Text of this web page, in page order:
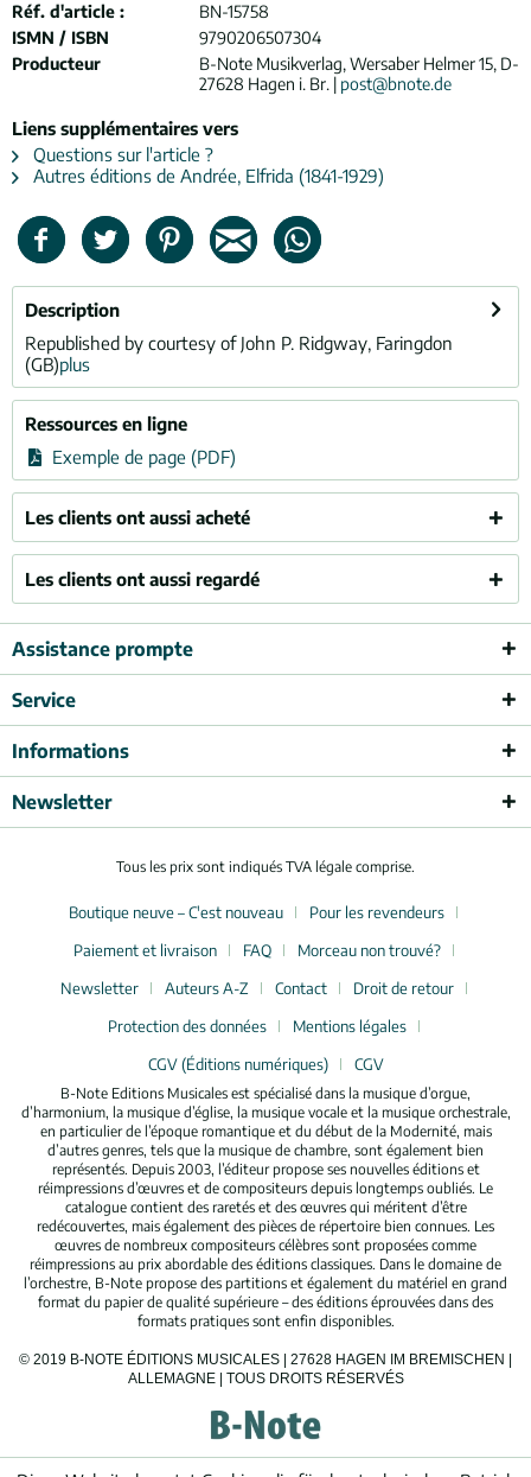
Réf. d'article :
BN-15758
ISMN / ISBN
9790206507304
Producteur
B-Note Musikverlag, Wersaber Helmer 15, D-
27628 Hagen i. Br. | post@bnote.de
Liens supplémentaires vers
Questions sur l'article ?
Autres éditions de Andrée, Elfrida (1841-1929)
Description
Republished by courtesy of John P. Ridgway, Faringdon
(GB)plus
Ressources en ligne
Exemple de page (PDF)
Les clients ont aussi acheté
Les clients ont aussi regardé
Assistance prompte
Service
Informations
Newsletter
Tous les prix sont indiqués TVA légale comprise.
Boutique neuve – C'est nouveau
Pour les revendeurs
Paiement et livraison
FAQ
Morceau non trouvé?
Newsletter
Auteurs A-Z Contact
Droit de retour
Protection des données
Mentions légales
CGV (Éditions numériques)
CGV
B-Note Editions Musicales est spécialisé dans la musique d’orgue,
d’harmonium, la musique d’église, la musique vocale et la musique orchestrale,
en particulier de l’époque romantique et du début de la Modernité, mais
d’autres genres, tels que la musique de chambre, sont également bien
représentés. Depuis 2003, l’éditeur propose ses nouvelles éditions et
réimpressions d’œuvres et de compositeurs depuis longtemps oubliés. Le
catalogue contient des raretés et des œuvres qui méritent d’être
redécouvertes, mais également des pièces de répertoire bien connues. Les
œuvres de nombreux compositeurs célèbres sont proposées comme
réimpressions au prix abordable des éditions classiques. Dans le domaine de
l’orchestre, B-Note propose des partitions et également du matériel en grand
format du papier de qualité supérieure – des éditions éprouvées dans des
formats pratiques sont enfin disponibles.
© 2019 B-NOTE ÉDITIONS MUSICALES | 27628 HAGEN IM BREMISCHEN |
ALLEMAGNE | TOUS DROITS RÉSERVÉS